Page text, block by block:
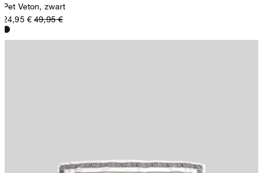
Pet Veton, zwart
24,95 € 49,95 €